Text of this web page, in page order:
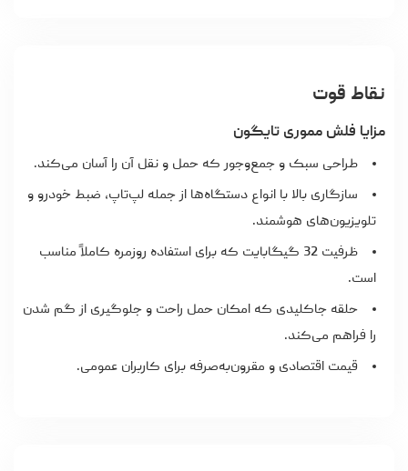
نقاط قوت
مزایا فلش مموری تایگون
طراحی سبک و جمع‌وجور که حمل و نقل آن را آسان می‌کند.
سازگاری بالا با انواع دستگاه‌ها از جمله لپ‌تاپ، ضبط خودرو و
تلویزیون‌های هوشمند.
ظرفیت 32 گیگابایت که برای استفاده روزمره کاملاً مناسب
است.
حلقه جاکلیدی که امکان حمل راحت و جلوگیری از گم شدن
را فراهم می‌کند.
قیمت اقتصادی و مقرون‌به‌صرفه برای کاربران عمومی.